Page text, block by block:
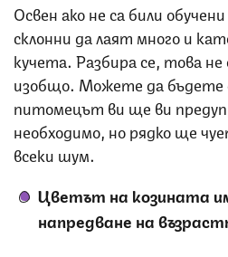
Освен ако не са били
склонни да лаят много и
кучета. Разбира се, това не
изобщо. Можете да бъдете
питомецът ви ще ви
необходимо, но рядко ще
всеки шум.
Цветът на козината
напредване на